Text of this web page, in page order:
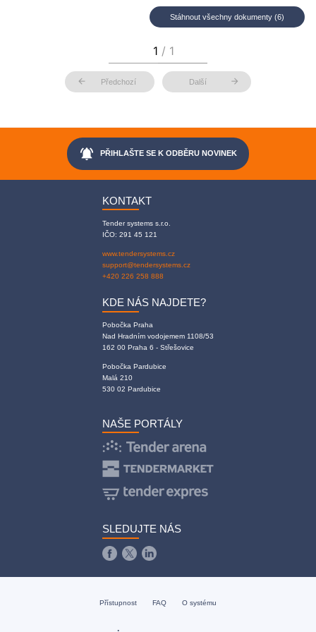
Stáhnout všechny dokumenty (6)
arrow_back Předchozí Další arrow_forward
notifications_active PŘIHLAŠTE SE K ODBĚRU NOVINEK
KONTAKT
Tender systems s.r.o.
IČO: 291 45 121
www.tendersystems.cz
support@tendersystems.cz
+420 226 258 888
KDE NÁS NAJDETE?
Pobočka Praha
Nad Hradním vodojemem 1108/53
162 00 Praha 6 - Střešovice
Pobočka Pardubice
Malá 210
530 02 Pardubice
NAŠE PORTÁLY
SLEDUJTE NÁS
Přístupnost FAQ O systému